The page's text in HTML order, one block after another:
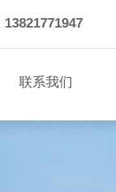
13821771947
联系我们